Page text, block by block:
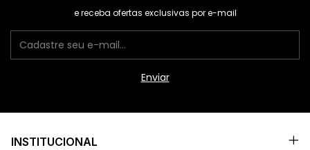
e receba ofertas exclusivas por e-mail
INSTITUCIONAL